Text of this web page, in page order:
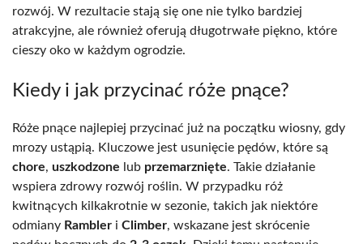
rozwój. W rezultacie stają się one nie tylko bardziej
atrakcyjne, ale również oferują długotrwałe piękno, które
cieszy oko w każdym ogrodzie.
Kiedy i jak przycinać róże pnące?
Róże pnące najlepiej przycinać już na początku wiosny, gdy
mrozy ustąpią. Kluczowe jest usunięcie pędów, które są
chore, uszkodzone lub przemarznięte. Takie działanie
wspiera zdrowy rozwój roślin. W przypadku róż
kwitnących kilkakrotnie w sezonie, takich jak niektóre
odmiany Rambler i Climber, wskazane jest skrócenie